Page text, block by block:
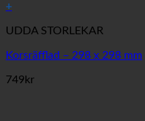
+
UDDA STORLEKAR
Korsräfflad – 298 x 298 mm
749 kr